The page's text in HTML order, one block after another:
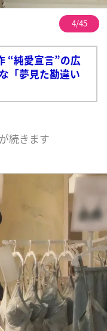
4/45
“純愛宣言”の広
「夢見た勘違い
続きます